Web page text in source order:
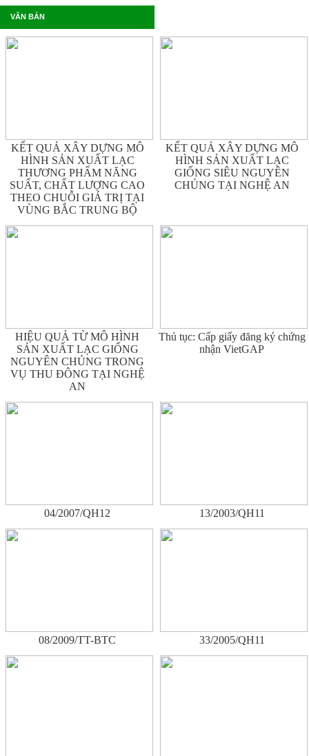
VĂN BẢN
KẾT QUẢ XÂY DỰNG MÔ
HÌNH SẢN XUẤT LẠC
THƯƠNG PHẨM NĂNG
SUẤT, CHẤT LƯỢNG CAO
THEO CHUỖI GIÁ TRỊ TẠI
VÙNG BẮC TRUNG BỘ
KẾT QUẢ XÂY DỰNG MÔ
HÌNH SẢN XUẤT LẠC
GIỐNG SIÊU NGUYÊN
CHỦNG TẠI NGHỆ AN
HIỆU QUẢ TỪ MÔ HÌNH
SẢN XUẤT LẠC GIỐNG
NGUYÊN CHỦNG TRONG
VỤ THU ĐÔNG TẠI NGHỆ
AN
Thủ tục: Cấp giấy đăng ký chứng
nhận VietGAP
04/2007/QH12 13/2003/QH11
08/2009/TT-BTC 33/2005/QH11